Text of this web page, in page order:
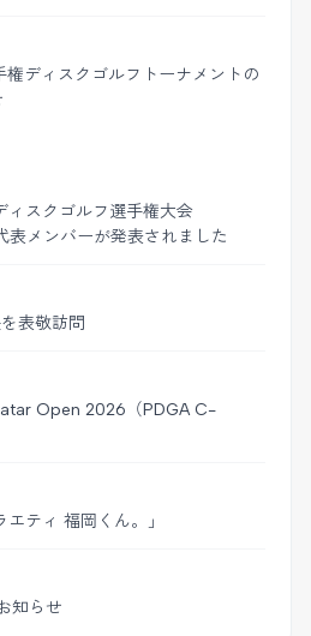
権ディスクゴルフトーナメントの
スクゴルフ選手権大会
表メンバーが発表されました
表敬訪問
Open 2026（PDGA C-
ティ 福岡くん。」
知らせ